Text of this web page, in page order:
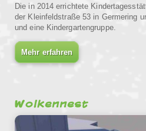
Die in 2014 errichtete
der Kleinfeldstraße 53 in Germering
und eine Kindergartengruppe.
Mehr erfahren
Wolkennest